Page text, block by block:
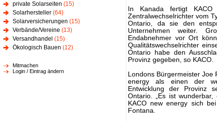
private Solarseiten (15)
Solarhersteller (64)
Solarversicherungen (15)
Verbände/Vereine (13)
Versandhandel (15)
Ökologisch Bauen (12)
Mitmachen
Login / Eintrag ändern
In Kanada fertigt KACO
Zentralwechselrichter vom
Ontario, da sie den
Unternehmen weiter.
Endabnehmer vor Ort
Qualitätswechselrichter
Ontario habe den
Provinz gegeben, so KACO.
Londons Bürgermeister Joe
energy als einen der
Entwicklung der Provinz
Ontario. „Es ist
KACO new energy sich
Fontana.